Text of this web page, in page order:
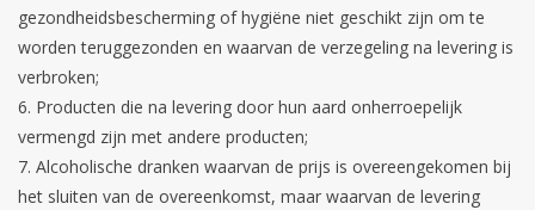
gezondheidsbescherming of hygiëne niet geschikt zijn om te
worden teruggezonden en waarvan de verzegeling na levering is
verbroken;
Producten die na levering door hun aard onherroepelijk
vermengd zijn met andere producten;
Alcoholische dranken waarvan de prijs is overeengekomen bij
het sluiten van de overeenkomst, maar waarvan de levering